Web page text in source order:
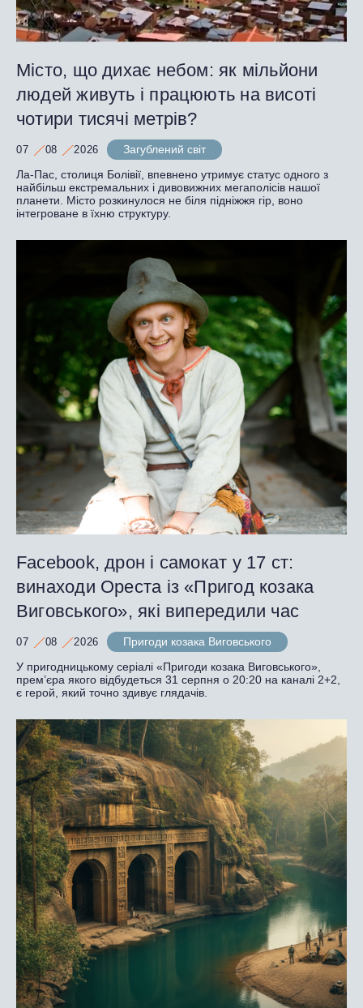
Місто, що дихає небом: як мільйони
людей живуть і працюють на висоті
чотири тисячі метрів?
07 08 2026
Загублений світ
Ла-Пас, столиця Болівії, впевнено утримує статус одного з
найбільш екстремальних і дивовижних мегаполісів нашої
планети. Місто розкинулося не біля підніжжя гір, воно
інтегроване в їхню структуру.
Facebook, дрон і самокат у 17 ст:
винаходи Ореста із «Пригод козака
Виговського», які випередили час
07 08 2026
Пригоди козака Виговського
У пригодницькому серіалі «Пригоди козака Виговського»,
прем’єра якого відбудеться 31 серпня о 20:20 на каналі 2+2,
є герой, який точно здивує глядачів.